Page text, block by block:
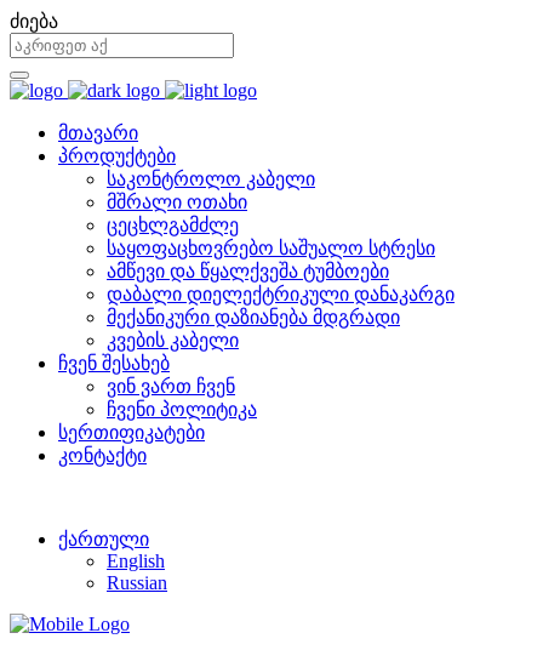
ძიება
მთავარი
პროდუქტები
საკონტროლო კაბელი
მშრალი ოთახი
ცეცხლგამძლე
საყოფაცხოვრებო საშუალო სტრესი
ამწევი და წყალქვეშა ტუმბოები
დაბალი დიელექტრიკული დანაკარგი
მექანიკური დაზიანება მდგრადი
კვების კაბელი
ჩვენ შესახებ
ვინ ვართ ჩვენ
ჩვენი პოლიტიკა
სერთიფიკატები
კონტაქტი
ქართული
English
Russian